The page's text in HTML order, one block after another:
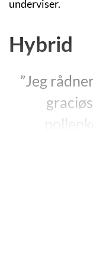
underviser.
Hybrid
”Jeg